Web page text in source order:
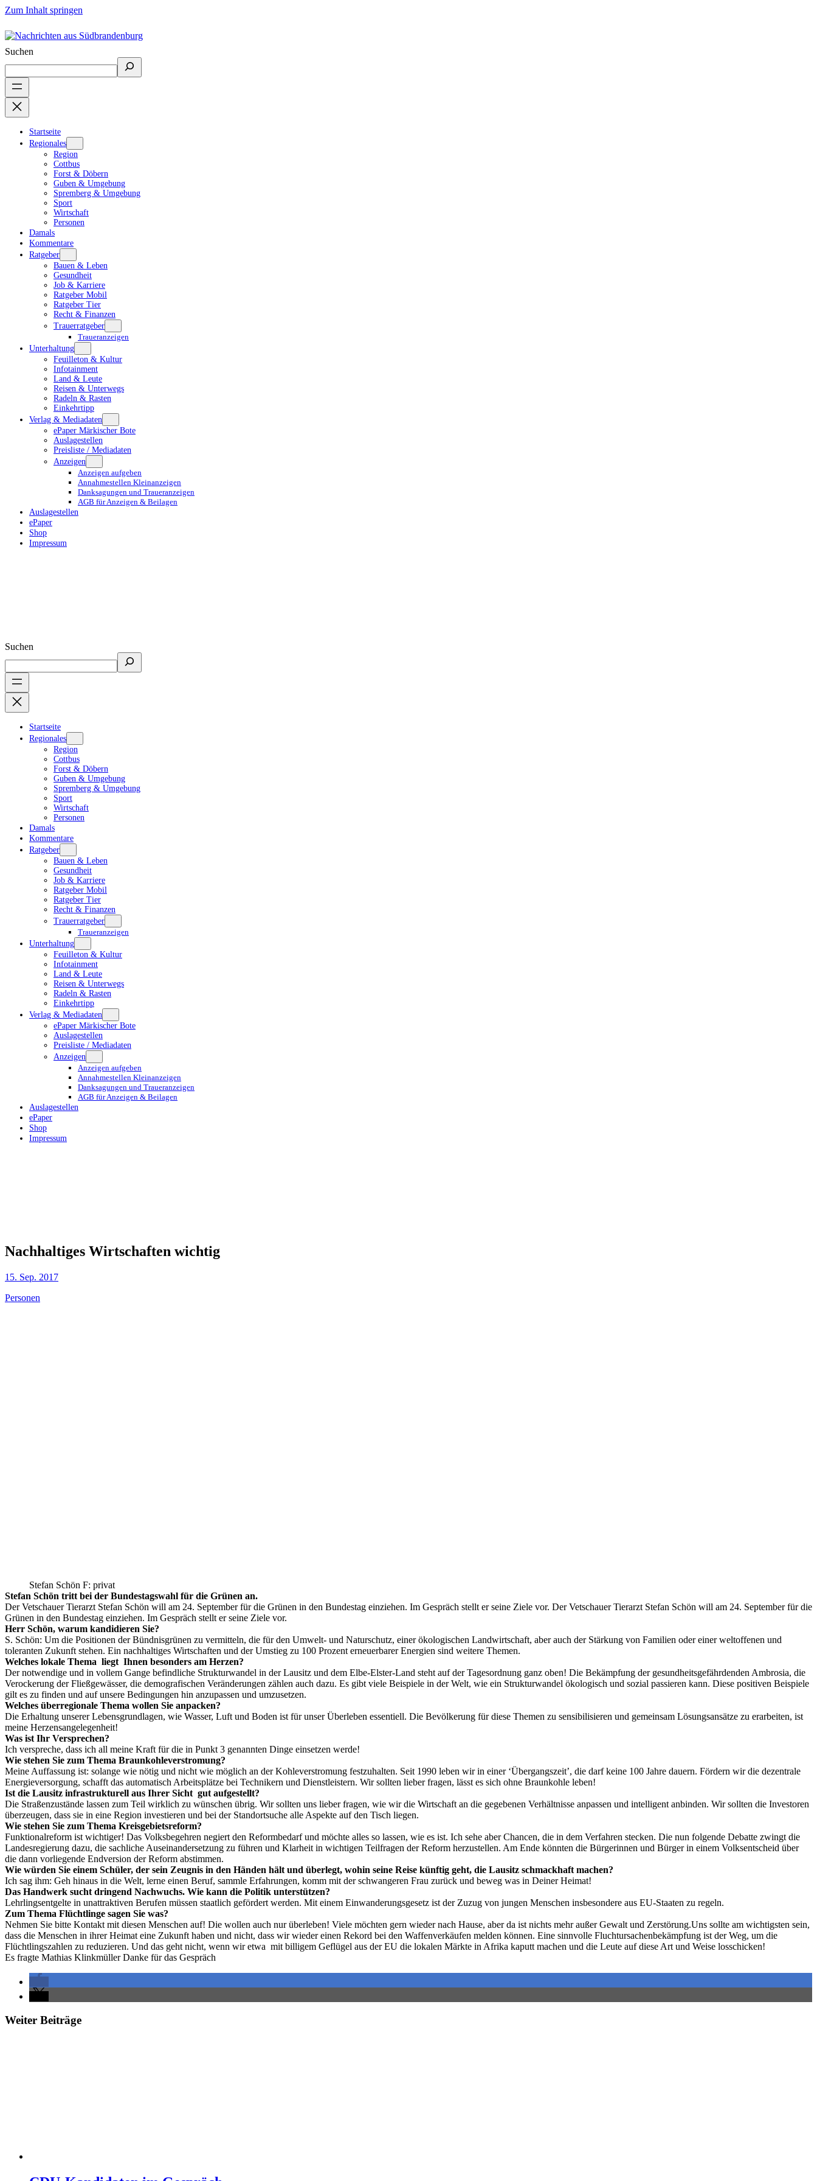
Zum Inhalt springen
Suchen
Startseite
Regionales
Region
Cottbus
Forst & Döbern
Guben & Umgebung
Spremberg & Umgebung
Sport
Wirtschaft
Personen
Damals
Kommentare
Ratgeber
Bauen & Leben
Gesundheit
Job & Karriere
Ratgeber Mobil
Ratgeber Tier
Recht & Finanzen
Trauerratgeber
Traueranzeigen
Unterhaltung
Feuilleton & Kultur
Infotainment
Land & Leute
Reisen & Unterwegs
Radeln & Rasten
Einkehrtipp
Verlag & Mediadaten
ePaper Märkischer Bote
Auslagestellen
Preisliste / Mediadaten
Anzeigen
Anzeigen aufgeben
Annahmestellen Kleinanzeigen
Danksagungen und Traueranzeigen
AGB für Anzeigen & Beilagen
Auslagestellen
ePaper
Shop
Impressum
Suchen
Startseite
Regionales
Region
Cottbus
Forst & Döbern
Guben & Umgebung
Spremberg & Umgebung
Sport
Wirtschaft
Personen
Damals
Kommentare
Ratgeber
Bauen & Leben
Gesundheit
Job & Karriere
Ratgeber Mobil
Ratgeber Tier
Recht & Finanzen
Trauerratgeber
Traueranzeigen
Unterhaltung
Feuilleton & Kultur
Infotainment
Land & Leute
Reisen & Unterwegs
Radeln & Rasten
Einkehrtipp
Verlag & Mediadaten
ePaper Märkischer Bote
Auslagestellen
Preisliste / Mediadaten
Anzeigen
Anzeigen aufgeben
Annahmestellen Kleinanzeigen
Danksagungen und Traueranzeigen
AGB für Anzeigen & Beilagen
Auslagestellen
ePaper
Shop
Impressum
Nachhaltiges Wirtschaften wichtig
15. Sep. 2017
Personen
Stefan Schön F: privat
Stefan Schön tritt bei der Bundestagswahl für die Grünen an.
Der Vetschauer Tierarzt Stefan Schön will am 24. September für die Grünen in den Bundestag einziehen. Im Gespräch stellt er seine Ziele vor. Der Vetschauer Tierarzt Stefan Schön will am 24. September für die
Grünen in den Bundestag einziehen. Im Gespräch stellt er seine Ziele vor.
Herr Schön, warum kandidieren Sie?
S. Schön: Um die Positionen der Bündnisgrünen zu vermitteln, die für den Umwelt- und Naturschutz, einer ökologischen Landwirtschaft, aber auch der Stärkung von Familien oder einer weltoffenen und
toleranten Zukunft stehen. Ein nachhaltiges Wirtschaften und der Umstieg zu 100 Prozent erneuerbarer Energien sind weitere Themen.
Welches lokale Thema liegt Ihnen besonders am Herzen?
Der notwendige und in vollem Gange befindliche Strukturwandel in der Lausitz und dem Elbe-Elster-Land steht auf der Tagesordnung ganz oben! Die Bekämpfung der gesundheitsgefährdenden Ambrosia, die
Verockerung der Fließgewässer, die demografischen Veränderungen zählen auch dazu. Es gibt viele Beispiele in der Welt, wie ein Strukturwandel ökologisch und sozial passieren kann. Diese positiven Beispiele
gilt es zu finden und auf unsere Bedingungen hin anzupassen und umzusetzen.
Welches überregionale Thema wollen Sie anpacken?
Die Erhaltung unserer Lebensgrundlagen, wie Wasser, Luft und Boden ist für unser Überleben essentiell. Die Bevölkerung für diese Themen zu sensibilisieren und gemeinsam Lösungsansätze zu erarbeiten, ist
meine Herzensangelegenheit!
Was ist Ihr Versprechen?
Ich verspreche, dass ich all meine Kraft für die in Punkt 3 genannten Dinge einsetzen werde!
Wie stehen Sie zum Thema Braunkohleverstromung?
Meine Auffassung ist: solange wie nötig und nicht wie möglich an der Kohleverstromung festzuhalten. Seit 1990 leben wir in einer ‘Übergangszeit’, die darf keine 100 Jahre dauern. Fördern wir die dezentrale
Energieversorgung, schafft das automatisch Arbeitsplätze bei Technikern und Dienstleistern. Wir sollten lieber fragen, lässt es sich ohne Braunkohle leben!
Ist die Lausitz infrastrukturell aus Ihrer Sicht gut aufgestellt?
Die Straßenzustände lassen zum Teil wirklich zu wünschen übrig. Wir sollten uns lieber fragen, wie wir die Wirtschaft an die gegebenen Verhältnisse anpassen und intelligent anbinden. Wir sollten die Investoren
überzeugen, dass sie in eine Region investieren und bei der Standortsuche alle Aspekte auf den Tisch liegen.
Wie stehen Sie zum Thema Kreisgebietsreform?
Funktionalreform ist wichtiger! Das Volksbegehren negiert den Reformbedarf und möchte alles so lassen, wie es ist. Ich sehe aber Chancen, die in dem Verfahren stecken. Die nun folgende Debatte zwingt die
Landesregierung dazu, die sachliche Auseinandersetzung zu führen und Klarheit in wichtigen Teilfragen der Reform herzustellen. Am Ende könnten die Bürgerinnen und Bürger in einem Volksentscheid über
die dann vorliegende Endversion der Reform abstimmen.
Wie würden Sie einem Schüler, der sein Zeugnis in den Händen hält und überlegt, wohin seine Reise künftig geht, die Lausitz schmackhaft machen?
Ich sag ihm: Geh hinaus in die Welt, lerne einen Beruf, sammle Erfahrungen, komm mit der schwangeren Frau zurück und beweg was in Deiner Heimat!
Das Handwerk sucht dringend Nachwuchs. Wie kann die Politik unterstützen?
Lehrlingsentgelte in unattraktiven Berufen müssen staatlich gefördert werden. Mit einem Einwanderungsgesetz ist der Zuzug von jungen Menschen insbesondere aus EU-Staaten zu regeln.
Zum Thema Flüchtlinge sagen Sie was?
Nehmen Sie bitte Kontakt mit diesen Menschen auf! Die wollen auch nur überleben! Viele möchten gern wieder nach Hause, aber da ist nichts mehr außer Gewalt und Zerstörung.Uns sollte am wichtigsten sein,
dass die Menschen in ihrer Heimat eine Zukunft haben und nicht, dass wir wieder einen Rekord bei den Waffenverkäufen melden können. Eine sinnvolle Fluchtursachenbekämpfung ist der Weg, um die
Flüchtlingszahlen zu reduzieren. Und das geht nicht, wenn wir etwa mit billigem Geflügel aus der EU die lokalen Märkte in Afrika kaputt machen und die Leute auf diese Art und Weise losschicken!
Es fragte Mathias Klinkmüller Danke für das Gespräch
Weiter Beiträge